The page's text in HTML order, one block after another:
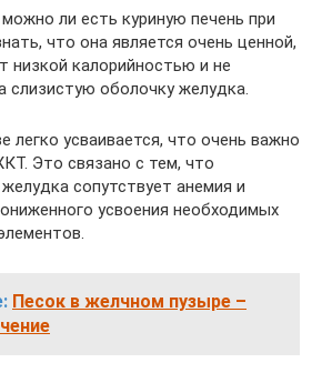
ли есть куриную печень при
что она является очень ценной,
низкой калорийностью и не
слизистую оболочку желудка.
легко усваивается, что очень важно
Это связано с тем, что
сопутствует анемия и
усвоения необходимых
Песок в желчном пузыре –